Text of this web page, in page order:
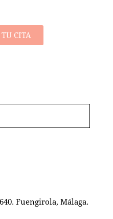
TU CITA
Fuengirola, Málaga.